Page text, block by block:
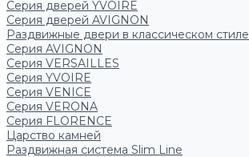
Серия дверей YVOIRE
Серия дверей AVIGNON
Раздвижные двери в классическом стиле
Серия AVIGNON
Серия VERSAILLES
Серия YVOIRE
Серия VENICE
Серия VERONA
Серия FLORENCE
Царство камней
Раздвижная система Slim Line